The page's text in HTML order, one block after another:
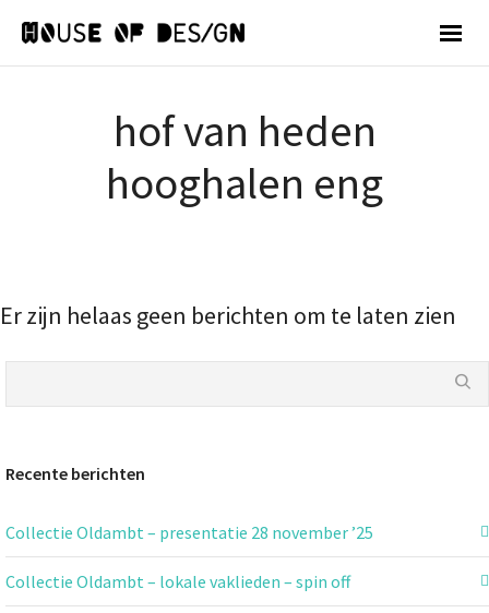
hof van heden
hooghalen eng
Er zijn helaas geen berichten om te laten zien
Recente berichten
Collectie Oldambt – presentatie 28 november ’25
Collectie Oldambt – lokale vaklieden – spin off